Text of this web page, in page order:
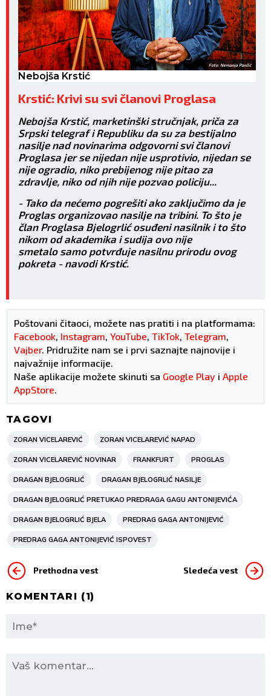
Foto: Nemanja Pančić
Nebojša Krstić
Krstić: Krivi su svi članovi Proglasa
Nebojša Krstić, marketinški stručnjak, priča za
Srpski telegraf i Republiku da su za bestijalno
nasilje nad novinarima odgovorni svi članovi
Proglasa jer se nijedan nije usprotivio, nijedan se
nije ogradio, niko prebijenog nije pitao za
zdravlje, niko od njih nije pozvao policiju...
- Tako da nećemo pogrešiti ako zaključimo da je
Proglas organizovao nasilje na tribini. To što je
član Proglasa Bjelogrlić osuđeni nasilnik i to što
nikom od akademika i sudija ovo nije
smetalo samo potvrđuje nasilnu prirodu ovog
pokreta - navodi Krstić.
Poštovani čitaoci, možete nas pratiti i na platformama:
Facebook Instagram YouTube TikTok Telegram
Vajber. Pridružite nam se i prvi saznajte najnovije i
najvažnije informacije.
Naše aplikacije možete skinuti sa Google Play i Apple
AppStore
TAGOVI
ZORAN VICELAREVIĆ ZORAN VICELAREVIĆ NAPAD
ZORAN VICELAREVIĆ NOVINAR FRANKFURT PROGLAS
DRAGAN BJELOGRLIĆ DRAGAN BJELOGRLIĆ NASILJE
DRAGAN BJELOGRLIĆ PRETUKAO PREDRAGA GAGU ANTONIJEVIĆA
DRAGAN BJELOGRLIĆ BJELA PREDRAG GAGA ANTONIJEVIĆ
PREDRAG GAGA ANTONIJEVIĆ ISPOVEST
Prethodna vest Sledeća vest
KOMENTARI (1)